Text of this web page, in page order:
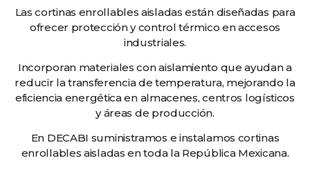
Las cortinas enrollables aisladas están diseñadas para
ofrecer protección y control térmico en accesos
industriales.
Incorporan materiales con aislamiento que ayudan a
reducir la transferencia de temperatura, mejorando la
eficiencia energética en almacenes, centros logísticos
y áreas de producción.
En DECABI suministramos e instalamos cortinas
enrollables aisladas en toda la República Mexicana.